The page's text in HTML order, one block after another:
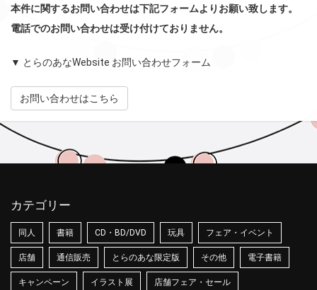
本件に関するお問い合わせは下記フォームよりお願い致します。
電話でのお問い合わせは受け付けておりません。
▼ とらのあなWebsite お問い合わせフォーム
お問い合わせはこちら
カテゴリー
同人 書籍 CD・BD/DVD 玩具 フェア・イベント
店舗 通信販売 とらのあな限定版 その他 電子書籍
キャンペーン イラスト展 店舗フェア・セール